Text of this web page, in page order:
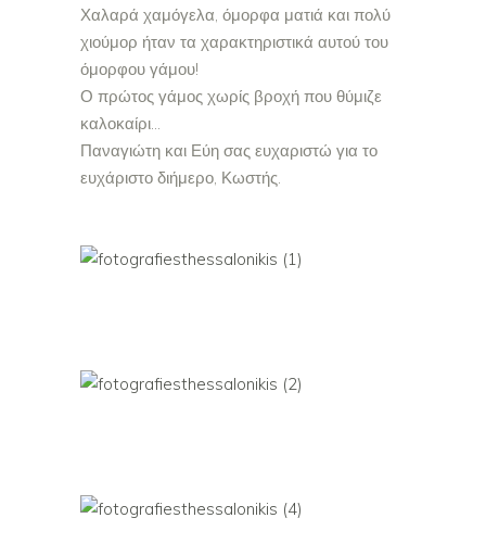
Χαλαρά χαμόγελα, όμορφα ματιά και πολύ
χιούμορ ήταν τα χαρακτηριστικά αυτού του
όμορφου γάμου!
Ο πρώτος γάμος χωρίς βροχή που θύμιζε
καλοκαίρι…
Παναγιώτη και Εύη σας ευχαριστώ για το
ευχάριστο διήμερο, Κωστής.